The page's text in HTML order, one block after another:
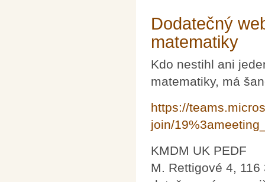
Dodatečný
matematiky
Kdo nestihl ani
matematiky, má
https://
join/
KMDM UK PEDF
M. Rettigové 4, 116